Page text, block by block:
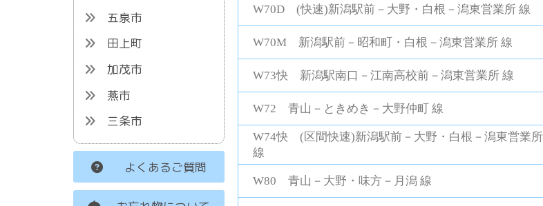
五泉市
田上町
加茂市
燕市
三条市
よくあるご質問
W70D (快速)新潟駅前－大野・白根－潟東営業所 線
W70M 新潟駅前－昭和町・白根－潟東営業所 線
W73快 新潟駅南口－江南高校前－潟東営業所 線
W72 青山－ときめき－大野仲町 線
W74快 (区間快速)新潟駅前－大野・白根－潟東営業所
線
W80 青山－大野・味方－月潟 線